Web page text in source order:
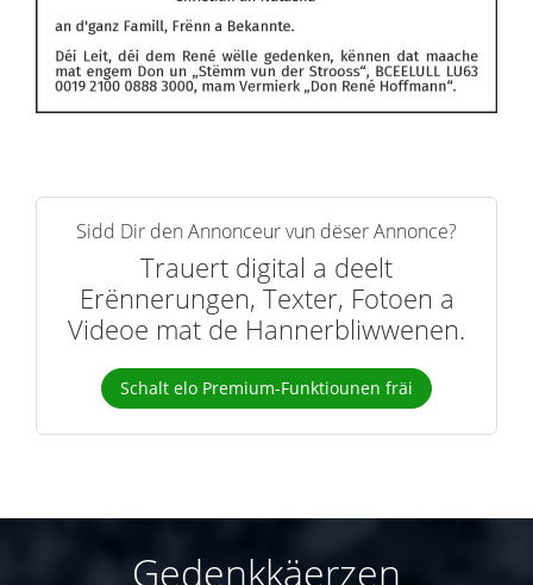
Sidd Dir den Annonceur vun dëser Annonce?
Trauert digital a deelt
Erënnerungen, Texter, Fotoen a
Videoe mat de Hannerbliwwenen.
Schalt elo Premium-Funktiounen fräi
Gedenkkäerzen